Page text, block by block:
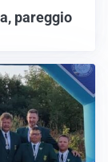
pareggio